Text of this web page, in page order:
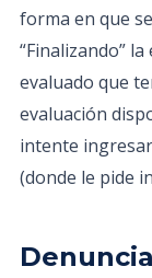
forma en que
“Finalizando”
evaluado que
evaluación
intente
(donde le pide